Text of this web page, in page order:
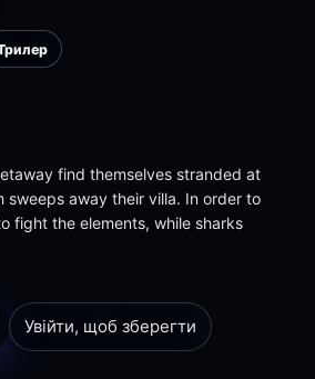
find themselves stranded at
sweeps away their villa. In order to
fight the elements, while sharks
Увійти, щоб зберегти